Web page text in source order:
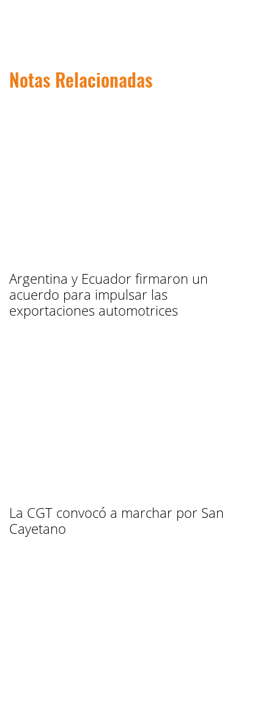
Notas Relacionadas
Argentina y Ecuador firmaron un
acuerdo para impulsar las
exportaciones automotrices
La CGT convocó a marchar por San
Cayetano